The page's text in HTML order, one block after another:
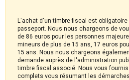
L'achat d'un timbre fiscal est
passeport. Nous nous chargeons de
de 86 euros pour les personnes
mineurs de plus de 15 ans, 17 euros
15 ans. Nous nous chargeons
demande auprès de l'administration
timbre fiscal associé. Nous vous
complets vous résumant les